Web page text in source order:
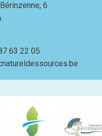
6
63 22 05